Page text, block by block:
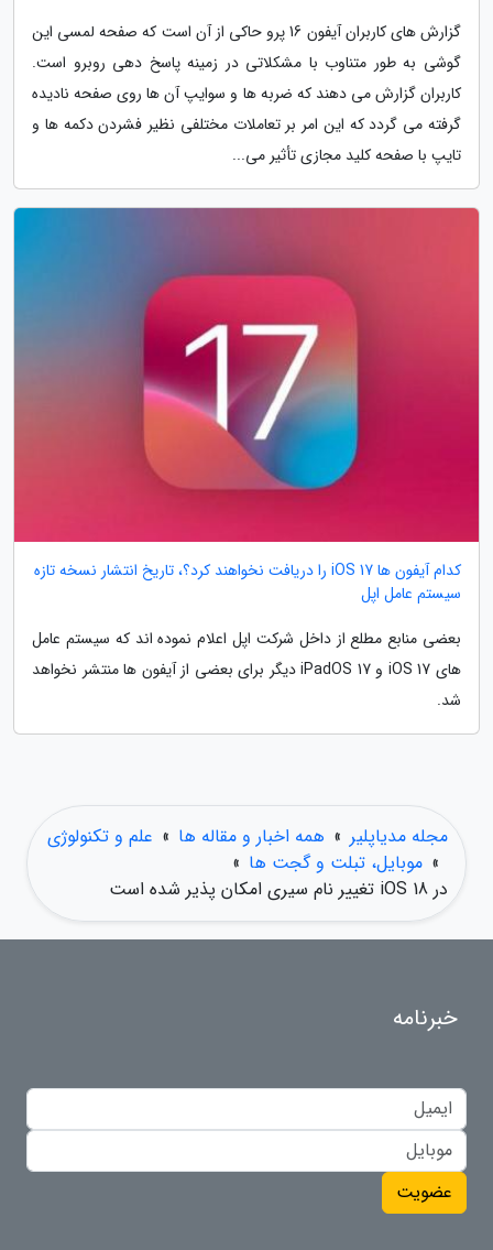
گزارش های کاربران آیفون 16 پرو حاکی از آن است که صفحه لمسی این
گوشی به طور متناوب با مشکلاتی در زمینه پاسخ دهی روبرو است.
کاربران گزارش می دهند که ضربه ها و سوایپ آن ها روی صفحه نادیده
گرفته می گردد که این امر بر تعاملات مختلفی نظیر فشردن دکمه ها و
تایپ با صفحه کلید مجازی تأثیر می...
کدام آیفون ها iOS 17 را دریافت نخواهند کرد؟، تاریخ انتشار نسخه تازه
سیستم عامل اپل
بعضی منابع مطلع از داخل شرکت اپل اعلام نموده اند که سیستم عامل
های iOS 17 و iPadOS 17 دیگر برای بعضی از آیفون ها منتشر نخواهد
شد.
مجله مدیاپلیر » همه اخبار و مقاله ها » علم و تکنولوژی
» موبایل، تبلت و گجت ها »
در iOS 18 تغییر نام سیری امکان پذیر شده است
خبرنامه
عضویت